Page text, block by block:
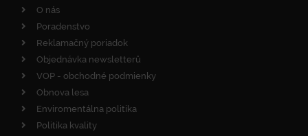
O nás
Poradenstvo
Reklamačný poriadok
Objednávka newsletterů
VOP - obchodné podmienky
Obnova lesa
Enviromentálna politika
Politika kvality